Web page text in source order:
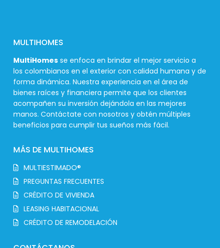
MULTIHOMES
MultiHomes se enfoca en brindar el mejor servicio a
los colombianos en el exterior con calidad humana y de
forma dinámica. Nuestra experiencia en el área de
bienes raíces y financiera permite que los clientes
acompañen su inversión dejándola en las mejores
manos. Contáctate con nosotros y obtén múltiples
beneficios para cumplir tus sueños más fácil.
MÁS DE MULTIHOMES
MULTIESTIMADO®
PREGUNTAS FRECUENTES
CRÉDITO DE VIVIENDA
LEASING HABITACIONAL
CRÉDITO DE REMODELACIÓN